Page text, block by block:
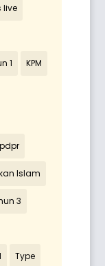
live
1 KPM
pdpr
Islam
3
Type